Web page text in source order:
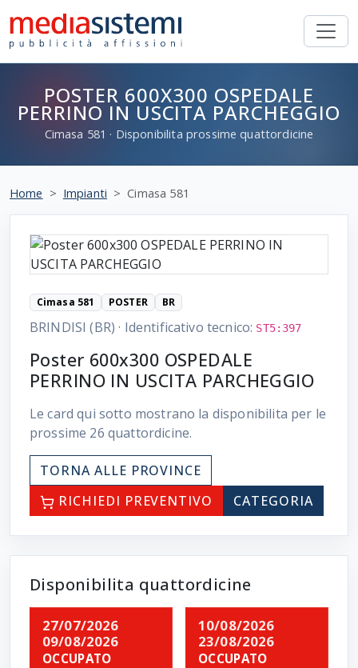
POSTER 600X300 OSPEDALE
PERRINO IN USCITA PARCHEGGIO
Cimasa 581 · Disponibilita prossime quattordicine
Home Impianti Cimasa 581
Cimasa 581 POSTER BR
BRINDISI (BR) · Identificativo tecnico: ST5:397
Poster 600x300 OSPEDALE
PERRINO IN USCITA PARCHEGGIO
Le card qui sotto mostrano la disponibilita per le
prossime 26 quattordicine.
TORNA ALLE PROVINCE
RICHIEDI PREVENTIVO
CATEGORIA
Disponibilita quattordicine
27/07/2026
09/08/2026
OCCUPATO
10/08/2026
23/08/2026
OCCUPATO